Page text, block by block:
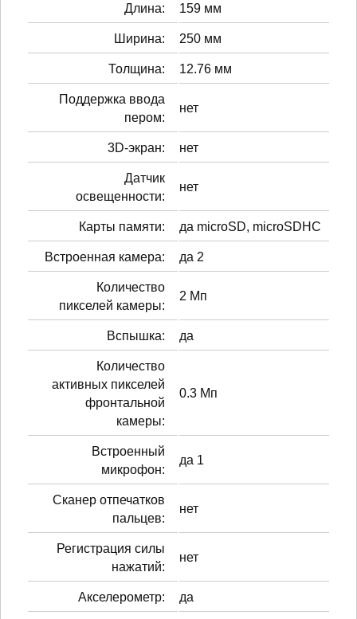
Длина: 159 мм
Ширина: 250 мм
Толщина: 12.76 мм
Поддержка ввода
пером:
нет
3D-экран: нет
Датчик
освещенности:
нет
Карты памяти: да microSD, microSDHC
Встроенная камера: да 2
Количество
пикселей камеры:
2 Мп
Вспышка: да
Количество
активных пикселей
фронтальной
камеры:
0.3 Мп
Встроенный
микрофон:
да 1
Сканер отпечатков
пальцев:
нет
Регистрация силы
нажатий:
нет
Акселерометр: да